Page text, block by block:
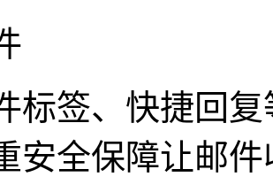
签、快捷回复
安全保障让邮